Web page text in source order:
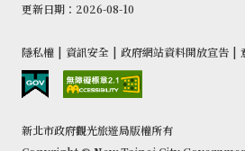
更新日期：2026-08-10
隱私權 | 資訊安全 | 政府網站資料開放宣告 |
新北市政府觀光旅遊局版權所有